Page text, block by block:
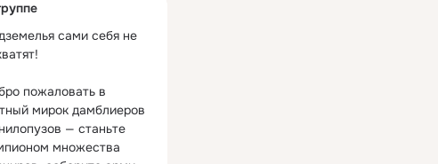
сами себя не
пожаловать в
мирок дамблиеров
— станьте
множества